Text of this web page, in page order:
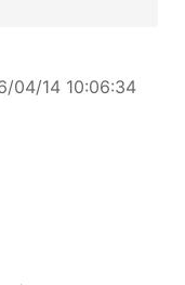
04/14 10:06:34